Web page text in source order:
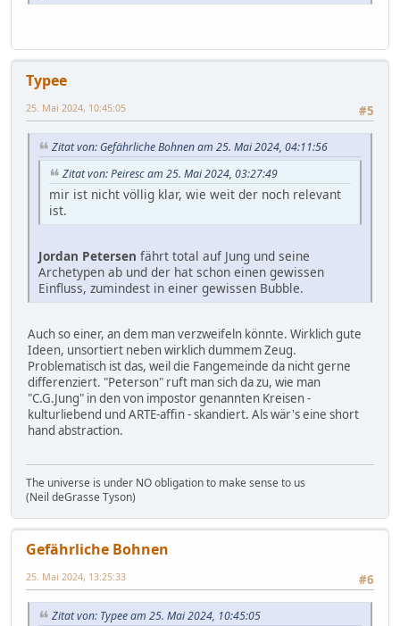
Typee
#5
25. Mai 2024, 10:45:05
Zitat von: Gefährliche Bohnen am 25. Mai 2024, 04:11:56
Zitat von: Peiresc am 25. Mai 2024, 03:27:49
mir ist nicht völlig klar, wie weit der noch relevant
ist.
Jordan Petersen fährt total auf Jung und seine
Archetypen ab und der hat schon einen gewissen
Einfluss, zumindest in einer gewissen Bubble.
Auch so einer, an dem man verzweifeln könnte. Wirklich gute
Ideen, unsortiert neben wirklich dummem Zeug.
Problematisch ist das, weil die Fangemeinde da nicht gerne
differenziert. "Peterson" ruft man sich da zu, wie man
"C.G.Jung" in den von impostor genannten Kreisen -
kulturliebend und ARTE-affin - skandiert. Als wär's eine short
hand abstraction.
The universe is under NO obligation to make sense to us
(Neil deGrasse Tyson)
Gefährliche Bohnen
#6
25. Mai 2024, 13:25:33
Zitat von: Typee am 25. Mai 2024, 10:45:05